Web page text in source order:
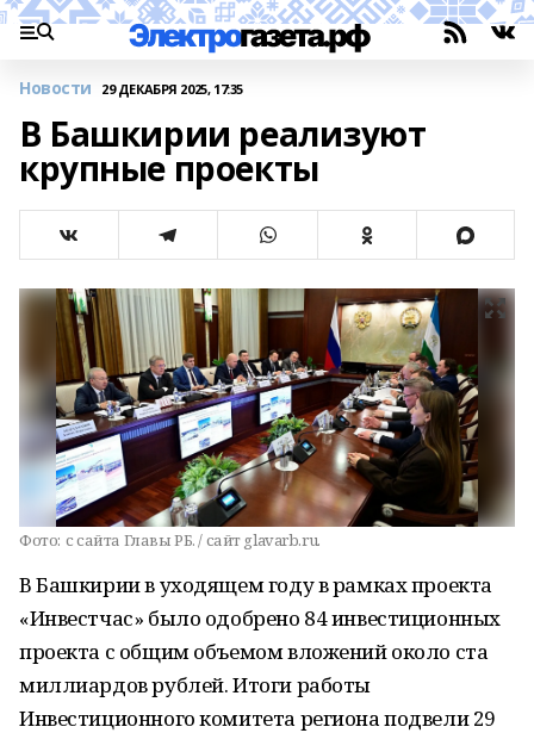
Новости 29 ДЕКАБРЯ 2025, 17:35
В Башкирии реализуют
крупные проекты
Фото: с сайта Главы РБ. / сайт glavarb.ru.
В Башкирии в уходящем году в рамках проекта
«Инвестчас» было одобрено 84 инвестиционных
проекта с общим объемом вложений около ста
миллиардов рублей. Итоги работы
Инвестиционного комитета региона подвели 29